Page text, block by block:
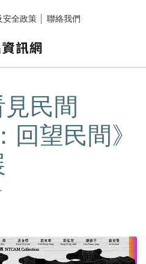
安全政策 聯絡我們
民間
望民間》